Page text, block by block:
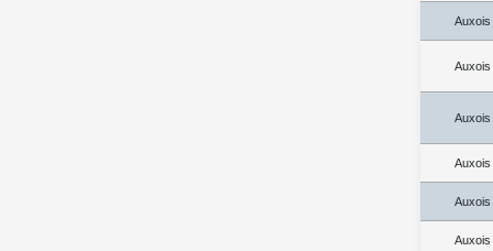
Auxois
Auxois
Auxois
Auxois
Auxois
Auxois